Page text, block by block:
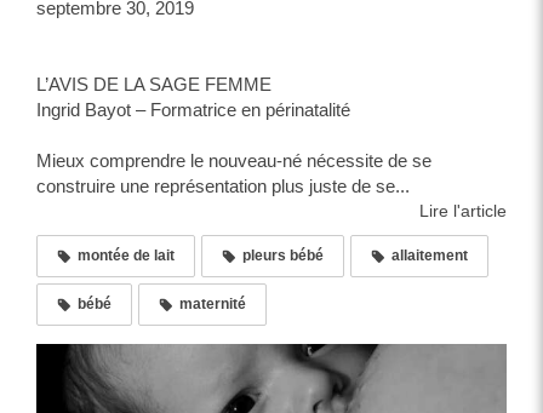
septembre 30, 2019
L’AVIS DE LA SAGE FEMME
Ingrid Bayot – Formatrice en périnatalité
Mieux comprendre le nouveau-né nécessite de se
construire une représentation plus juste de se...
Lire l'article
montée de lait pleurs bébé allaitement
bébé maternité